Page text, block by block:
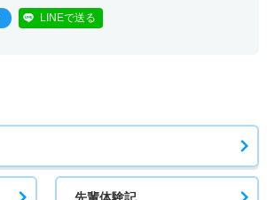
LINEで送る
先輩体験記